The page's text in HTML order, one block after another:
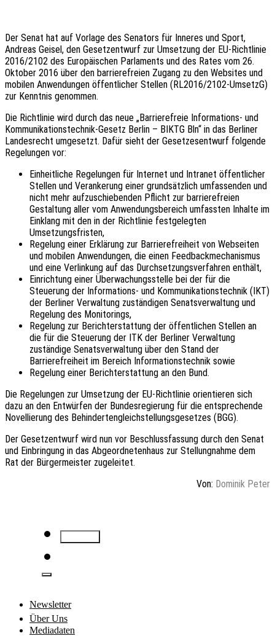
Der Senat hat auf Vorlage des Senators für Inneres und Sport,
Andreas Geisel, den Gesetzentwurf zur Umsetzung der EU-Richtlinie
2016/2102 des Europäischen Parlaments und des Rates vom 26.
Oktober 2016 über den barrierefreien Zugang zu den Websites und
mobilen Anwendungen öffentlicher Stellen (RL2016/2102-UmsetzG)
zur Kenntnis genommen.
Die Richtlinie wird durch das neue „Barrierefreie Informations- und
Kommunikationstechnik-Gesetz Berlin – BIKTG Bln“ in das Berliner
Landesrecht umgesetzt. Dafür sieht der Gesetzesentwurf folgende
Regelungen vor:
Einheitliche Regelungen für Internet und Intranet öffentlicher
Stellen und Verankerung einer grundsätzlich umfassenden und
nicht mehr aufzuschiebenden Pflicht zur barrierefreien
Gestaltung aller vom Anwendungsbereich umfassten Inhalte im
Einklang mit den in der Richtlinie festgelegten
Umsetzungsfristen,
Regelung einer Erklärung zur Barrierefreiheit von Webseiten
und mobilen Anwendungen, die einen Feedbackmechanismus
und eine Verlinkung auf das Durchsetzungsverfahren enthält,
Einrichtung einer Überwachungsstelle bei der für die
Steuerung der Informations- und Kommunikationstechnik ( IKT)
der Berliner Verwaltung zuständigen Senatsverwaltung und
Regelung des Monitorings,
Regelung zur Berichterstattung der öffentlichen Stellen an
die für die Steuerung der ITK der Berliner Verwaltung
zuständige Senatsverwaltung über den Stand der
Barrierefreiheit im Bereich Informationstechnik sowie
Regelung einer Berichterstattung an den Bund.
Die Regelungen zur Umsetzung der EU-Richtlinie orientieren sich
dazu an den Entwürfen der Bundesregierung für die entsprechende
Novellierung des Behindertengleichstellungsgesetzes ( BGG).
Der Gesetzentwurf wird nun vor Beschlussfassung durch den Senat
und Einbringung in das Abgeordnetenhaus zur Stellungnahme dem
Rat der Bürgermeister zugeleitet.
Von: Dominik Peter
Newsletter
Über Uns
Mediadaten